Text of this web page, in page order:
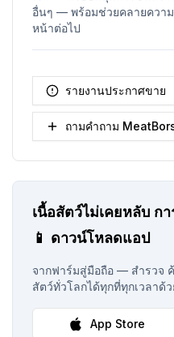
อื่นๆ — พร้อมช่วยคลายควา
หน้าต่อไป
รายงานประกาศขาย
ถามคำถาม
เนื้อสัตว์ไม่เคยหลับ ก
📱 ดาวน์โหลดแอป
จากฟาร์มสู่มือถือ — สำรวจ
สัตว์ทั่วโลกได้ทุกที่ทุกเวลาด้
App Store